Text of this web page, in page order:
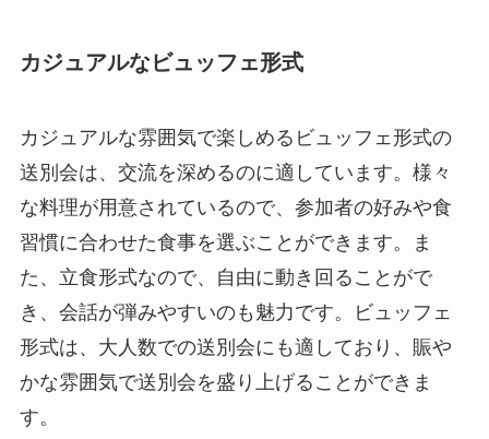
カジュアルなビュッフェ形式
カジュアルな雰囲気で楽しめるビュッフェ形式の
送別会は、交流を深めるのに適しています。様々
な料理が用意されているので、参加者の好みや食
習慣に合わせた食事を選ぶことができます。ま
た、立食形式なので、自由に動き回ることがで
き、会話が弾みやすいのも魅力です。ビュッフェ
形式は、大人数での送別会にも適しており、賑や
かな雰囲気で送別会を盛り上げることができま
す。